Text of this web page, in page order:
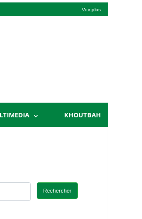
Voir plus
KHOUTBAH
Rechercher